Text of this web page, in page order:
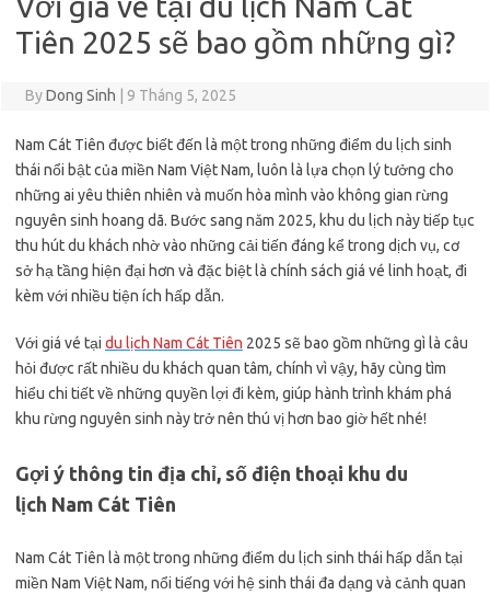
Tiên 2025 sẽ bao gồm những gì?
ByDong Sinh 9 Tháng 5, 2025
Nam Cát Tiên được biết đến là một trong những điểm du lịch sinh
thái nổi bật của miền Nam Việt Nam, luôn là lựa chọn lý tưởng cho
những ai yêu thiên nhiên và muốn hòa mình vào không gian rừng
nguyên sinh hoang dã. Bước sang năm 2025, khu du lịch này tiếp tục
thu hút du khách nhờ vào những cải tiến đáng kể trong dịch vụ, cơ
sở hạ tầng hiện đại hơn và đặc biệt là chính sách giá vé linh hoạt, đi
kèm với nhiều tiện ích hấp dẫn.
Với giá vé tại du lịch Nam Cát Tiên 2025 sẽ bao gồm những gì là câu
hỏi được rất nhiều du khách quan tâm, chính vì vậy, hãy cùng tìm
hiểu chi tiết về những quyền lợi đi kèm, giúp hành trình khám phá
khu rừng nguyên sinh này trở nên thú vị hơn bao giờ hết nhé!
Gợi ý thông tin địa chỉ, số điện thoại khu du
lịch Nam Cát Tiên
Nam Cát Tiên là một trong những điểm du lịch sinh thái hấp dẫn tại
miền Nam Việt Nam, nổi tiếng với hệ sinh thái đa dạng và cảnh quan